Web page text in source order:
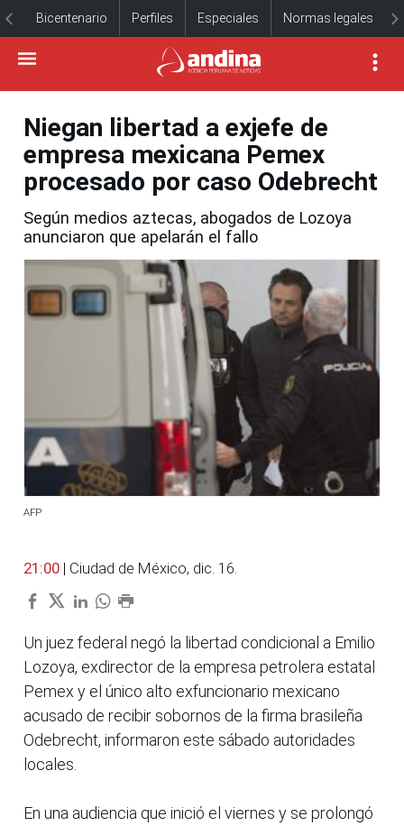
Bicentenario Perfiles Especiales Normas legales
Niegan libertad a exjefe de
empresa mexicana Pemex
procesado por caso Odebrecht
Según medios aztecas, abogados de Lozoya
anunciaron que apelarán el fallo
AFP
21:00 | Ciudad de México, dic. 16.
Un juez federal negó la libertad condicional a Emilio
Lozoya, exdirector de la empresa petrolera estatal
Pemex y el único alto exfuncionario mexicano
acusado de recibir sobornos de la firma brasileña
Odebrecht, informaron este sábado autoridades
locales.
En una audiencia que inició el viernes y se prolongó